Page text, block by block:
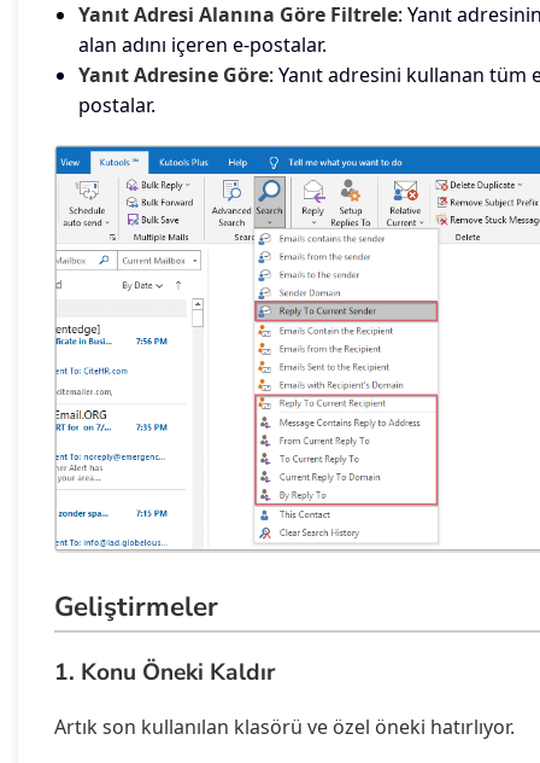
Yanıt Adresi Alanına Göre Filtrele: Yanıt
alan adını içeren e-postalar.
Yanıt Adresine Göre: Yanıt adresini kullanan tüm
postalar.
Geliştirmeler
1. Konu Öneki Kaldır
Artık son kullanılan klasörü ve özel öneki hatırlıyor.